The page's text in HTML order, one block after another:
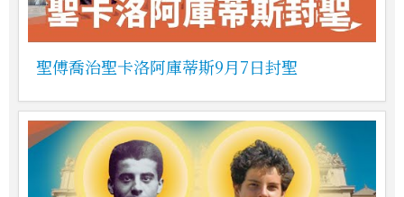
聖傅喬治聖卡洛阿庫蒂斯9月7日封聖